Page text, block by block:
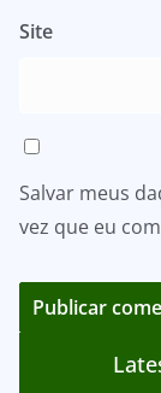
Site
Salvar meus
vez que eu